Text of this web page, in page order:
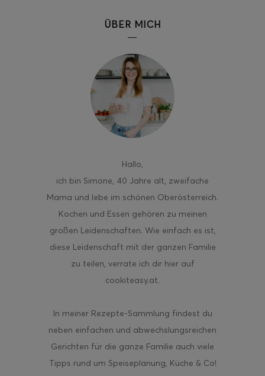
ÜBER MICH
Hallo,
ich bin Simone, 40 Jahre alt, zweifache
Mama und lebe im schönen Oberösterreich.
Kochen und Essen gehören zu meinen
großen Leidenschaften. Wie einfach es ist,
diese Leidenschaft mit der ganzen Familie
zu teilen, verrate ich dir hier auf
cookiteasy.at.
In meiner Rezepte-Sammlung findest du
neben einfachen und abwechslungsreichen
Gerichten für die ganze Familie auch viele
Tipps rund um Speiseplanung, Küche & Co!